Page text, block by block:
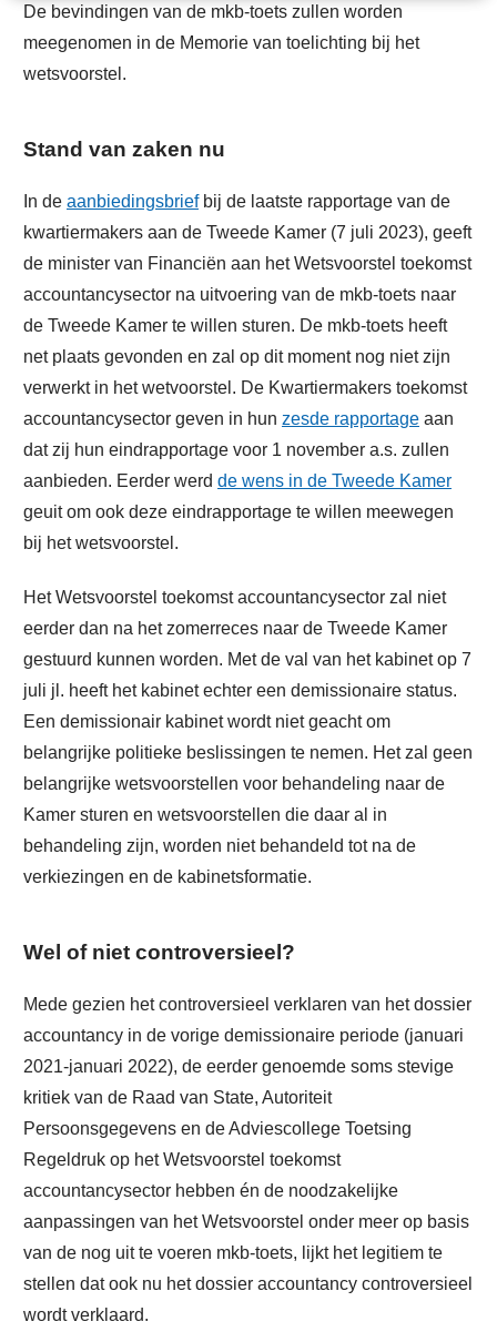
De bevindingen van de mkb-toets zullen worden
meegenomen in de Memorie van toelichting bij het
wetsvoorstel.
Stand van zaken nu
In de aanbiedingsbriefbij de laatste rapportage van de
kwartiermakers aan de Tweede Kamer (7 juli 2023), geeft
de minister van Financiën aan het Wetsvoorstel toekomst
accountancysector na uitvoering van de mkb-toets naar
de Tweede Kamer te willen sturen. De mkb-toets heeft
net plaats gevonden en zal op dit moment nog niet zijn
verwerkt in het wetvoorstel. De Kwartiermakers toekomst
accountancysector geven in hun zesde rapportage aan
dat zij hun eindrapportage voor 1 november a.s. zullen
aanbieden. Eerder werd de wens in de Tweede Kamer
geuit om ook deze eindrapportage te willen meewegen
bij het wetsvoorstel.
Het Wetsvoorstel toekomst accountancysector zal niet
eerder dan na het zomerreces naar de Tweede Kamer
gestuurd kunnen worden. Met de val van het kabinet op 7
juli jl. heeft het kabinet echter een demissionaire status.
Een demissionair kabinet wordt niet geacht om
belangrijke politieke beslissingen te nemen. Het zal geen
belangrijke wetsvoorstellen voor behandeling naar de
Kamer sturen en wetsvoorstellen die daar al in
behandeling zijn, worden niet behandeld tot na de
verkiezingen en de kabinetsformatie.
Wel of niet controversieel?
Mede gezien het controversieel verklaren van het dossier
accountancy in de vorige demissionaire periode (januari
2021-januari 2022), de eerder genoemde soms stevige
kritiek van de Raad van State, Autoriteit
Persoonsgegevens en de Adviescollege Toetsing
Regeldruk op het Wetsvoorstel toekomst
accountancysector hebben én de noodzakelijke
aanpassingen van het Wetsvoorstel onder meer op basis
van de nog uit te voeren mkb-toets, lijkt het legitiem te
stellen dat ook nu het dossier accountancy controversieel
wordt verklaard.